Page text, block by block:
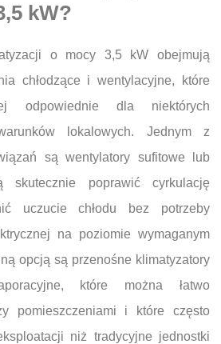
kW?
o mocy 3,5 kW obejmują
chłodzące i wentylacyjne, które
odpowiednie dla niektórych
lokalowych. Jednym z
są wentylatory sufitowe lub
skutecznie poprawić cyrkulację
uczucie chłodu bez potrzeby
na poziomie wymaganym
opcją są przenośne klimatyzatory
które można łatwo
pomieszczeniami i które często
niż tradycyjne jednostki